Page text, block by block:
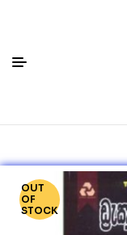
OUT
OF
STOCK